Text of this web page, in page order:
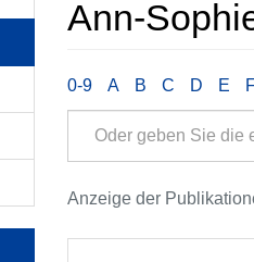
Ann-
0-9 A B C D E
Anzeige der